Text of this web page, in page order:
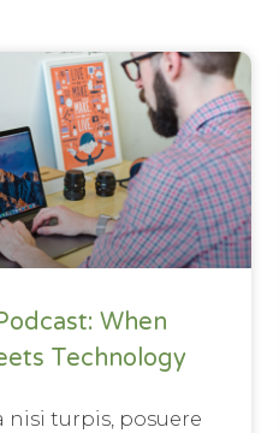
When
Technology
nisi turpis, posuere